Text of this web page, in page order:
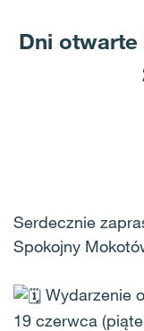
Dni
Serdecznie
Spokojny
Wydarzenie
19 czerwca